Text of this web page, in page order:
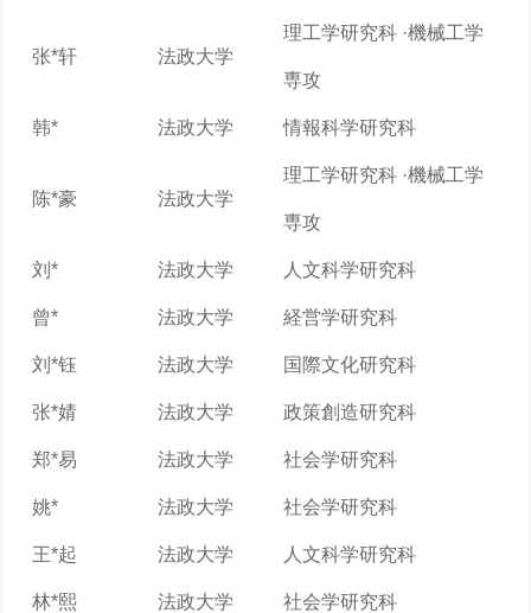
张*轩 法政大学
理工学研究科 ·機械工学
専攻
韩* 法政大学 情報科学研究科
陈*豪 法政大学
理工学研究科 ·機械工学
専攻
刘* 法政大学 人文科学研究科
曾* 法政大学 経営学研究科
刘*钰 法政大学 国際文化研究科
张*婧 法政大学 政策創造研究科
郑*易 法政大学 社会学研究科
姚* 法政大学 社会学研究科
王*起 法政大学 人文科学研究科
林*熙 法政大学 社会学研究科